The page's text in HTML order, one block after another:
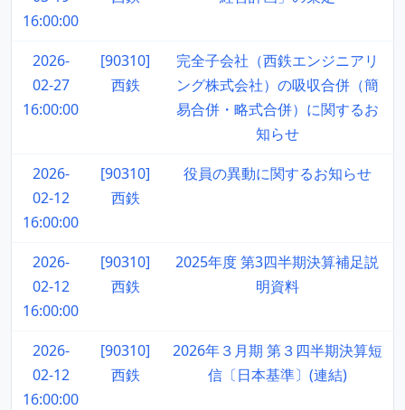
16:00:00
2026-
02-27
16:00:00
[90310]
西鉄
完全子会社（西鉄エンジニアリ
ング株式会社）の吸収合併（簡
易合併・略式合併）に関するお
知らせ
2026-
02-12
16:00:00
[90310]
西鉄
役員の異動に関するお知らせ
2026-
02-12
16:00:00
[90310]
西鉄
2025年度 第3四半期決算補足説
明資料
2026-
02-12
16:00:00
[90310]
西鉄
2026年３月期 第３四半期決算短
信〔日本基準〕(連結)